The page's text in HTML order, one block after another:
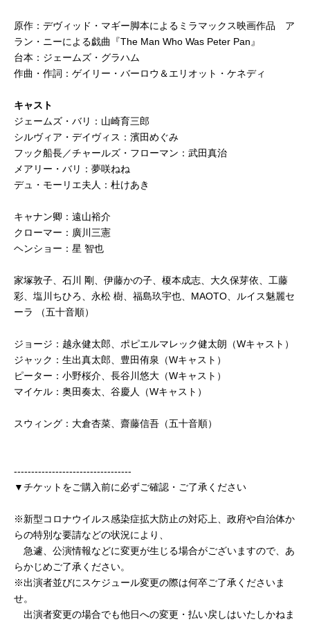
原作：デヴィッド・マギー脚本によるミラマックス映画作品 ア
ラン・ニーによる戯曲『The Man Who Was Peter Pan』
台本：ジェームズ・グラハム
作曲・作詞：ゲイリー・バーロウ＆エリオット・ケネディ
キャスト
ジェームズ・バリ：山崎育三郎
シルヴィア・デイヴィス：濱田めぐみ
フック船長／チャールズ・フローマン：武田真治
メアリー・バリ：夢咲ねね
デュ・モーリエ夫人：杜けあき
キャナン卿：遠山裕介
クローマー：廣川三憲
ヘンショー：星 智也
家塚敦子、石川 剛、伊藤かの子、榎本成志、大久保芽依、工藤
彩、塩川ちひろ、永松 樹、福島玖宇也、MAOTO、ルイス魅麗セ
ーラ （五十音順）
ジョージ：越永健太郎、ポピエルマレック健太朗（Wキャスト）
ジャック：生出真太郎、豊田侑泉（Wキャスト）
ピーター：小野桜介、長谷川悠大（Wキャスト）
マイケル：奥田奏太、谷慶人（Wキャスト）
スウィング：大倉杏菜、齋藤信吾（五十音順）
----------------------------------
▼チケットをご購入前に必ずご確認・ご了承ください
※新型コロナウイルス感染症拡大防止の対応上、政府や自治体か
らの特別な要請などの状況により、
急遽、公演情報などに変更が生じる場合がございますので、あ
らかじめご了承ください。
※出演者並びにスケジュール変更の際は何卒ご了承くださいま
せ。
出演者変更の場合でも他日への変更・払い戻しはいたしかねま